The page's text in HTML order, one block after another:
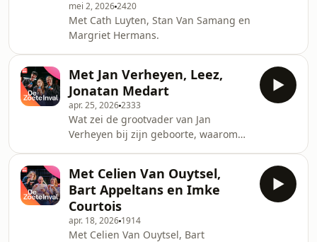
mei 2, 20262420
Met Cath Luyten, Stan Van Samang en
Margriet Hermans.
Met Jan Verheyen, Leez,
Jonatan Medart
apr. 25, 20262333
Wat zei de grootvader van Jan
Verheyen bij zijn geboorte, waarom
alleen op restaurant gaan?
Met Celien Van Ouytsel,
Bart Appeltans en Imke
Courtois
apr. 18, 2026 1914
Met Celien Van Ouytsel, Bart